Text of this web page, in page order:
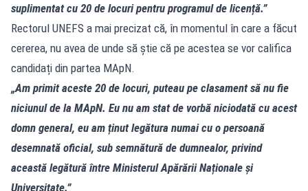
suplimentat cu 20 de locuri pentru programul de licență.”
Rectorul UNEFS a mai precizat că, în momentul în care a făcut
cererea, nu avea de unde să știe că pe acestea se vor califica
candidați din partea MApN.
„Am primit aceste 20 de locuri, puteau pe clasament să nu fie
niciunul de la MApN. Eu nu am stat de vorbă niciodată cu acest
domn general, eu am ținut legătura numai cu o persoană
desemnată oficial, sub semnătură de dumnealor, privind
această legătură între Ministerul Apărării Naționale și
Universitate.”